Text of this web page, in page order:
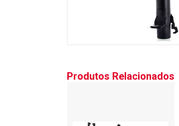
Produtos Relacionados